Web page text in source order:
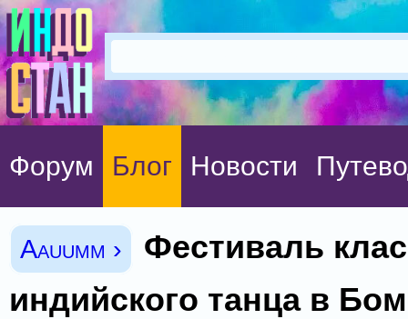
Форум Блог Новости
Aauumm ›
Фестиваль
индийского танца в